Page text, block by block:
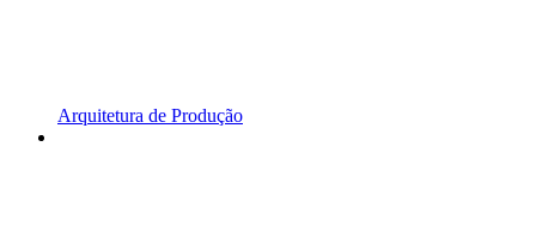
Arquitetura de Produção